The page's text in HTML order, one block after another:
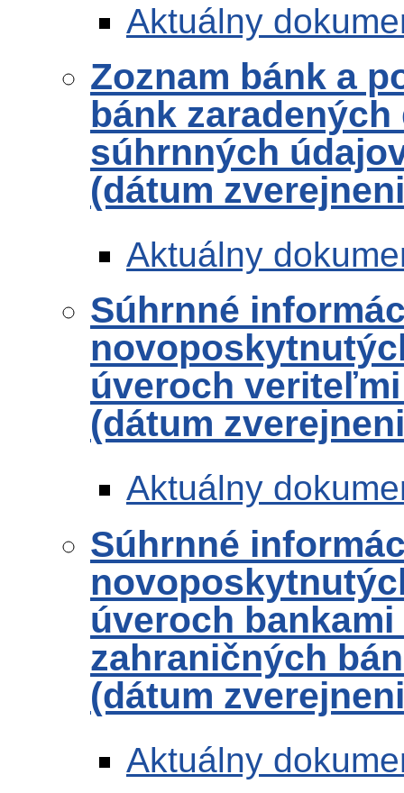
Aktuálny
Zoznam bánk a
bánk
súhrnných
(dátum
Aktuálny
Súhrnné
úveroch
(dátum
Aktuálny
Súhrnné
úveroch
zahraničných
(dátum
Aktuálny